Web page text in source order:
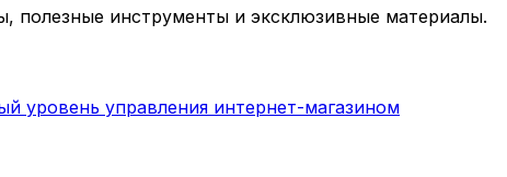
полезные инструменты и эксклюзивные материалы.